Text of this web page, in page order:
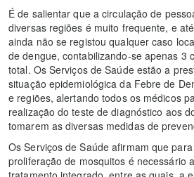
É de salientar que a circulação de
diversas regiões é muito frequente, e
ainda não se registou qualquer caso
de dengue, contabilizando-se apenas 3
total. Os Serviços de Saúde estão a
situação epidemiológica da Febre de
e regiões, alertando todos os médicos
realização do teste de diagnóstico aos
tomarem as diversas medidas de
Os Serviços de Saúde afirmam que
proliferação de mosquitos é necessário